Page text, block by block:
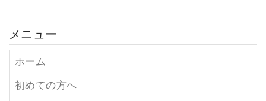
メニュー
ホーム
初めての方へ